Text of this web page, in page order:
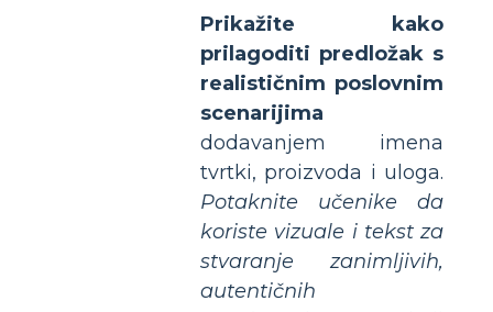
Prikažite kako
prilagoditi predložak s
realističnim poslovnim
scenarijima
dodavanjem imena
tvrtki, proizvoda i uloga.
Potaknite učenike da
koriste vizuale i tekst za
stvaranje zanimljivih,
autentičnih